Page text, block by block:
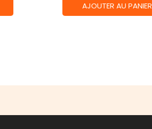
AJOUTER AU PANIER